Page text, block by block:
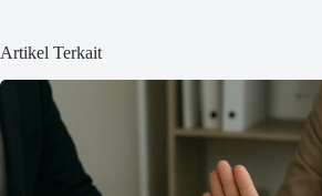
Artikel Terkait